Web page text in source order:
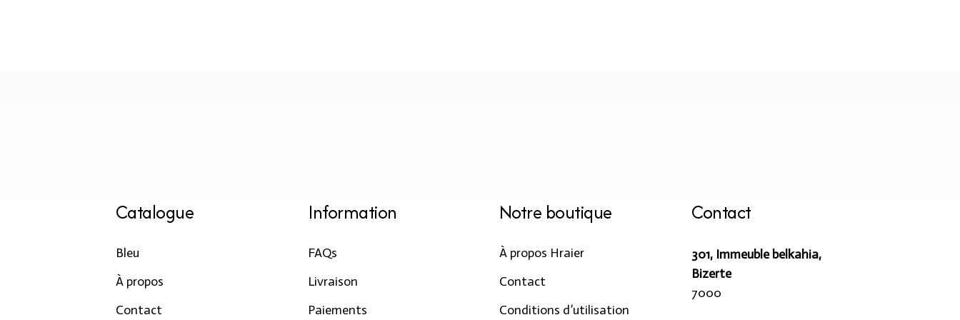
Catalogue
Bleu
À propos
Contact
Information
FAQs
Livraison
Paiements
Notre boutique
À propos Hraier
Contact
Conditions d’utilisation
Contact
301, Immeuble belkahia,
Bizerte
7000